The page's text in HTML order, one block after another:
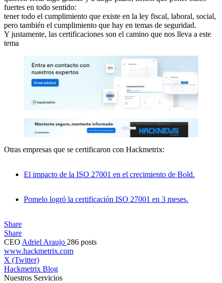
fuertes en todo sentido:
tener todo el cumplimiento que existe en la ley fiscal, laboral, social,
pero también el cumplimiento que hay en temas de seguridad.
Y justamente, las certificaciones son el camino que nos lleva a este
tema
Otras empresas que se certificaron con Hackmetrix:
El impacto de la ISO 27001 en el crecimiento de Bold.
Pomelo logró la certificación ISO 27001 en 3 meses.
Share
Share
CEO Adriel Araujo 286 posts
www.hackmetrix.com
X (Twitter)
Hackmetrix Blog
Nuestros Servicios